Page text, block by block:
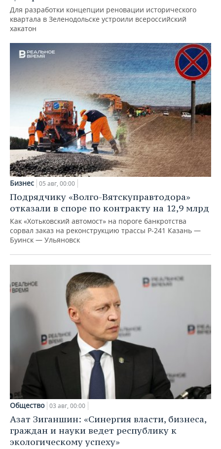
Для разработки концепции реновации исторического
квартала в Зеленодольске устроили всероссийский
хакатон
Бизнес 05 авг, 00:00
Подрядчику «Волго-Вятскуправтодора»
отказали в споре по контракту на 12,9 млрд
Как «Хотьковский автомост» на пороге банкротства
сорвал заказ на реконструкцию трассы Р‑241 Казань —
Буинск — Ульяновск
Общество 03 авг, 00:00
Азат Зиганшин: «Синергия власти, бизнеса,
граждан и науки ведет республику к
экологическому успеху»